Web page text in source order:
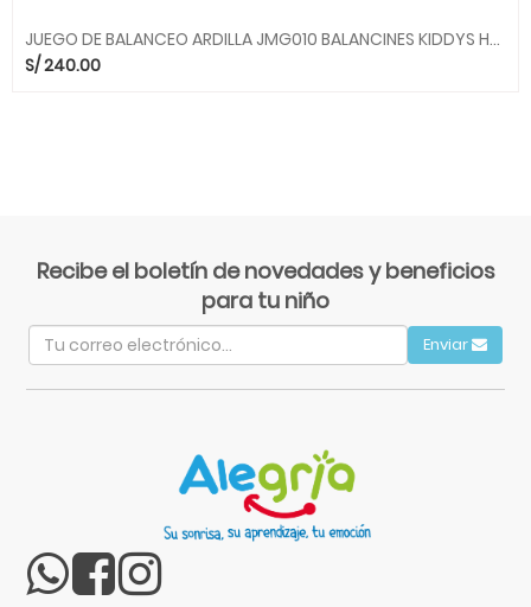
JUEGO DE BALANCEO ARDILLA JMG010 BALANCINES KIDDYS HOUSE
S/240.00
Recibe el boletín de novedades y beneficios
para tu niño
Enviar